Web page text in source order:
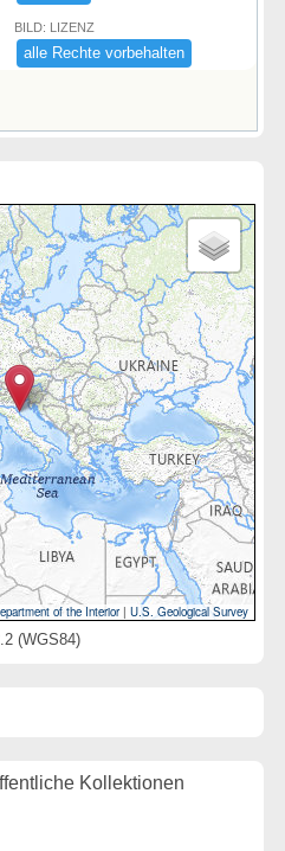
BILD: LIZENZ
alle ​Rechte ​vorbehalten
of the Interior|U.S. Geological Survey
(WGS84)
Kollektionen